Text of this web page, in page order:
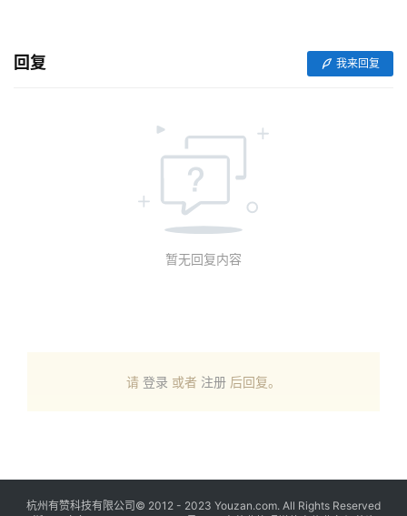
回复 我来回复
暂无回复内容
请 登录 或者 注册 后回复。
杭州有赞科技有限公司© 2012 - 2023 Youzan.com. All Rights Reserved